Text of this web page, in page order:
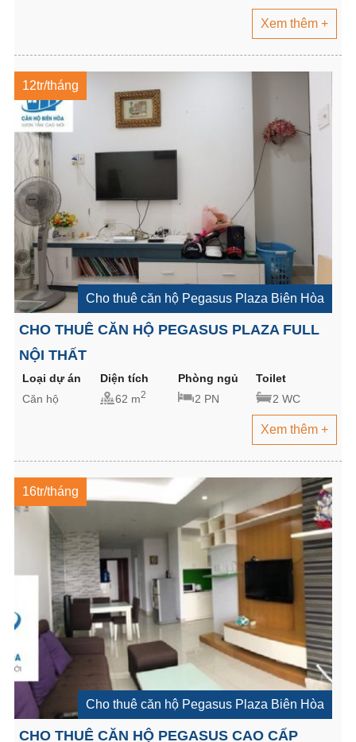
Xem thêm +
12tr/tháng
Cho thuê căn hộ Pegasus Plaza Biên Hòa
CHO THUÊ CĂN HỘ PEGASUS PLAZA FULL
NỘI THẤT
Loại dự án Diện tích Phòng ngủ
Toilet
Căn hộ
62 m2 2 PN 2 WC
Xem thêm +
16tr/tháng
Cho thuê căn hộ Pegasus Plaza Biên Hòa
CHO THUÊ CĂN HỘ PEGASUS CAO CẤP